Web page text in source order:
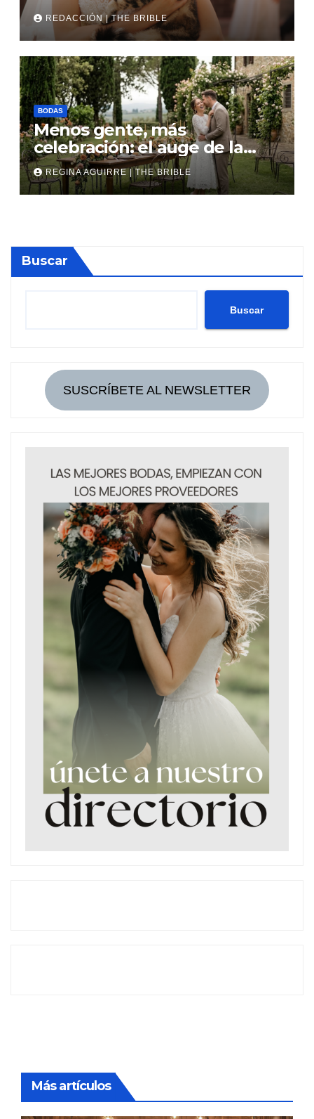
REDACCIÓN | THE BRIBLE
BODAS
Menos gente, más
celebración: el auge de la
micro boda
REGINA AGUIRRE | THE BRIBLE
Buscar
Buscar
SUSCRÍBETE AL NEWSLETTER
Más artículos